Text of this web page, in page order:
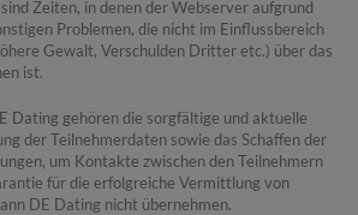
Zeiten, in denen der Webserver aufgrund
Problemen, die nicht im Einflussbereich
Gewalt, Verschulden Dritter etc.) über das
ist.
Dating gehören die sorgfältige und aktuelle
der Teilnehmerdaten sowie das Schaffen der
um Kontakte zwischen den Teilnehmern
für die erfolgreiche Vermittlung von
DE Dating nicht übernehmen.